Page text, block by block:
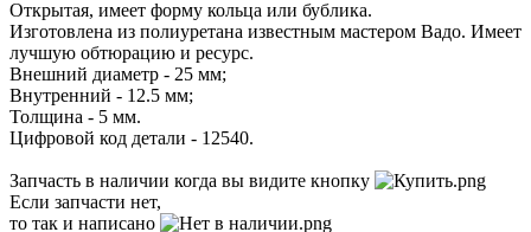
Открытая, имеет форму кольца или бублика.
Изготовлена из полиуретана известным мастером Вадо. Имеет
лучшую обтюрацию и ресурс.
Внешний диаметр - 25 мм;
Внутренний - 12.5 мм;
Толщина - 5 мм.
Цифровой код детали - 12540.
Запчасть в наличии когда вы видите кнопку
Если запчасти нет,
то так и написано